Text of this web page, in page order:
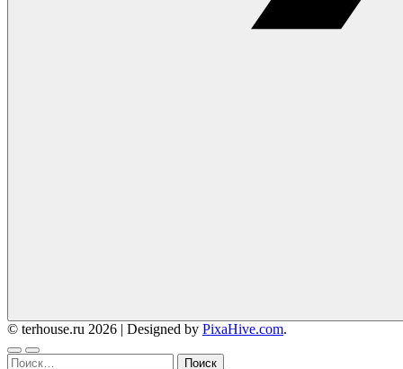
© terhouse.ru 2026 | Designed by PixaHive.com.
Найти: